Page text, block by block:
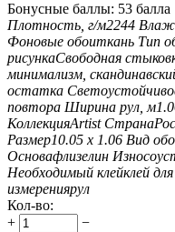
Бонусные баллы: 53 балла
Плотность, г/м2244
Фоновые обоиткань Тип
рисункаСвободная
минимализм,
остатка
повтора Ширина рул, м
КоллекцияArtist Страна
Размер10.05 х 1.06 Вид
Основафлизелин
Необходимый клейклей
измерениярул
Кол-во:
+
−